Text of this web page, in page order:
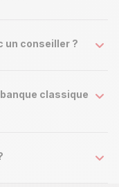
un conseiller ?
classique